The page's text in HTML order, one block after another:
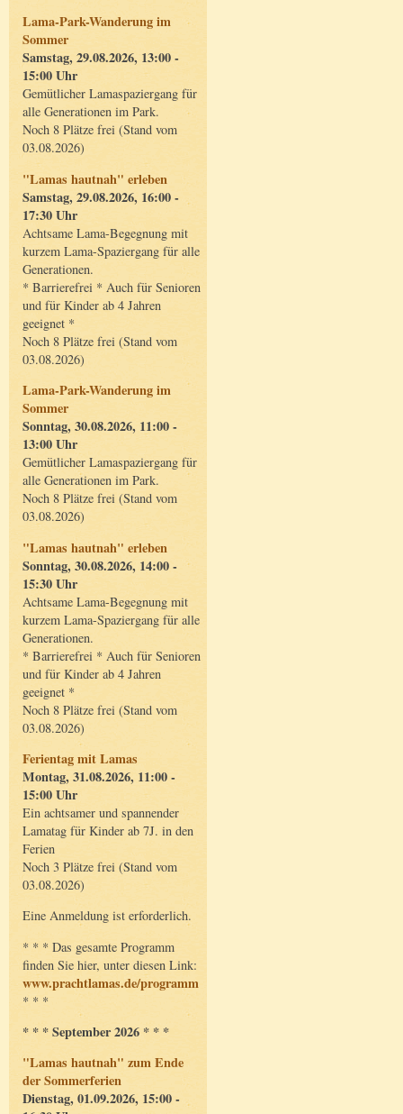
Lama-Park-Wanderung im
Sommer
Samstag, 29.08.2026, 13:00 -
15:00 Uhr
Gemütlicher Lamaspaziergang für
alle Generationen im Park.
Noch 8 Plätze frei (Stand vom
03.08.2026)
"Lamas hautnah" erleben
Samstag, 29.08.2026, 16:00 -
17:30 Uhr
Achtsame Lama-Begegnung mit
kurzem Lama-Spaziergang für alle
Generationen.
* Barrierefrei * Auch für Senioren
und für Kinder ab 4 Jahren
geeignet *
Noch 8 Plätze frei (Stand vom
03.08.2026)
Lama-Park-Wanderung im
Sommer
Sonntag, 30.08.2026, 11:00 -
13:00 Uhr
Gemütlicher Lamaspaziergang für
alle Generationen im Park.
Noch 8 Plätze frei (Stand vom
03.08.2026)
"Lamas hautnah" erleben
Sonntag, 30.08.2026, 14:00 -
15:30 Uhr
Achtsame Lama-Begegnung mit
kurzem Lama-Spaziergang für alle
Generationen.
* Barrierefrei * Auch für Senioren
und für Kinder ab 4 Jahren
geeignet *
Noch 8 Plätze frei (Stand vom
03.08.2026)
Ferientag mit Lamas
Montag, 31.08.2026, 11:00 -
15:00 Uhr
Ein achtsamer und spannender
Lamatag für Kinder ab 7J. in den
Ferien
Noch 3 Plätze frei (Stand vom
03.08.2026)
Eine Anmeldung ist erforderlich.
* * * Das gesamte Programm
finden Sie hier, unter diesen Link:
www.prachtlamas.de/programm
* * *
* * * September 2026 * * *
"Lamas hautnah" zum Ende
der Sommerferien
Dienstag, 01.09.2026, 15:00 -